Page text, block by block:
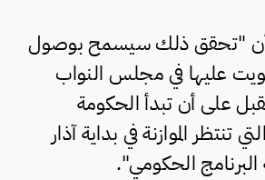
أن "تحقق ذلك سيسمح بوصول
عليها في مجلس النواب
على أن تبدأ الحكومة
تنتظر الموازنة في بداية آذار
الحكومي".